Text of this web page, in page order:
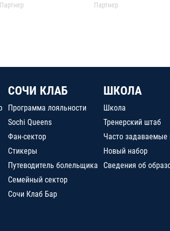
Партнер Партнер
СОЧИ КЛАБ
Программа лояльности
Sochi Queens
Фан-сектор
Стикеры
Путеводитель болельщика
Семейный сектор
Сочи Клаб Бар
ШКОЛА
Школа
Тренерский штаб
Часто задаваемые
Новый набор
Сведения об